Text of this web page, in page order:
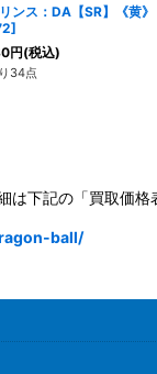
ンス：DA【SR】《黄》
]
円(税込)
34点
は下記の「買取価
ball/